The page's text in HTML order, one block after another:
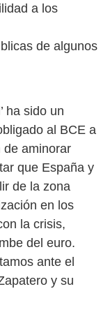
a los
de algunos
ha sido un
al BCE a
de aminorar
que España y
de la zona
en los
la crisis,
del euro.
ante el
y su